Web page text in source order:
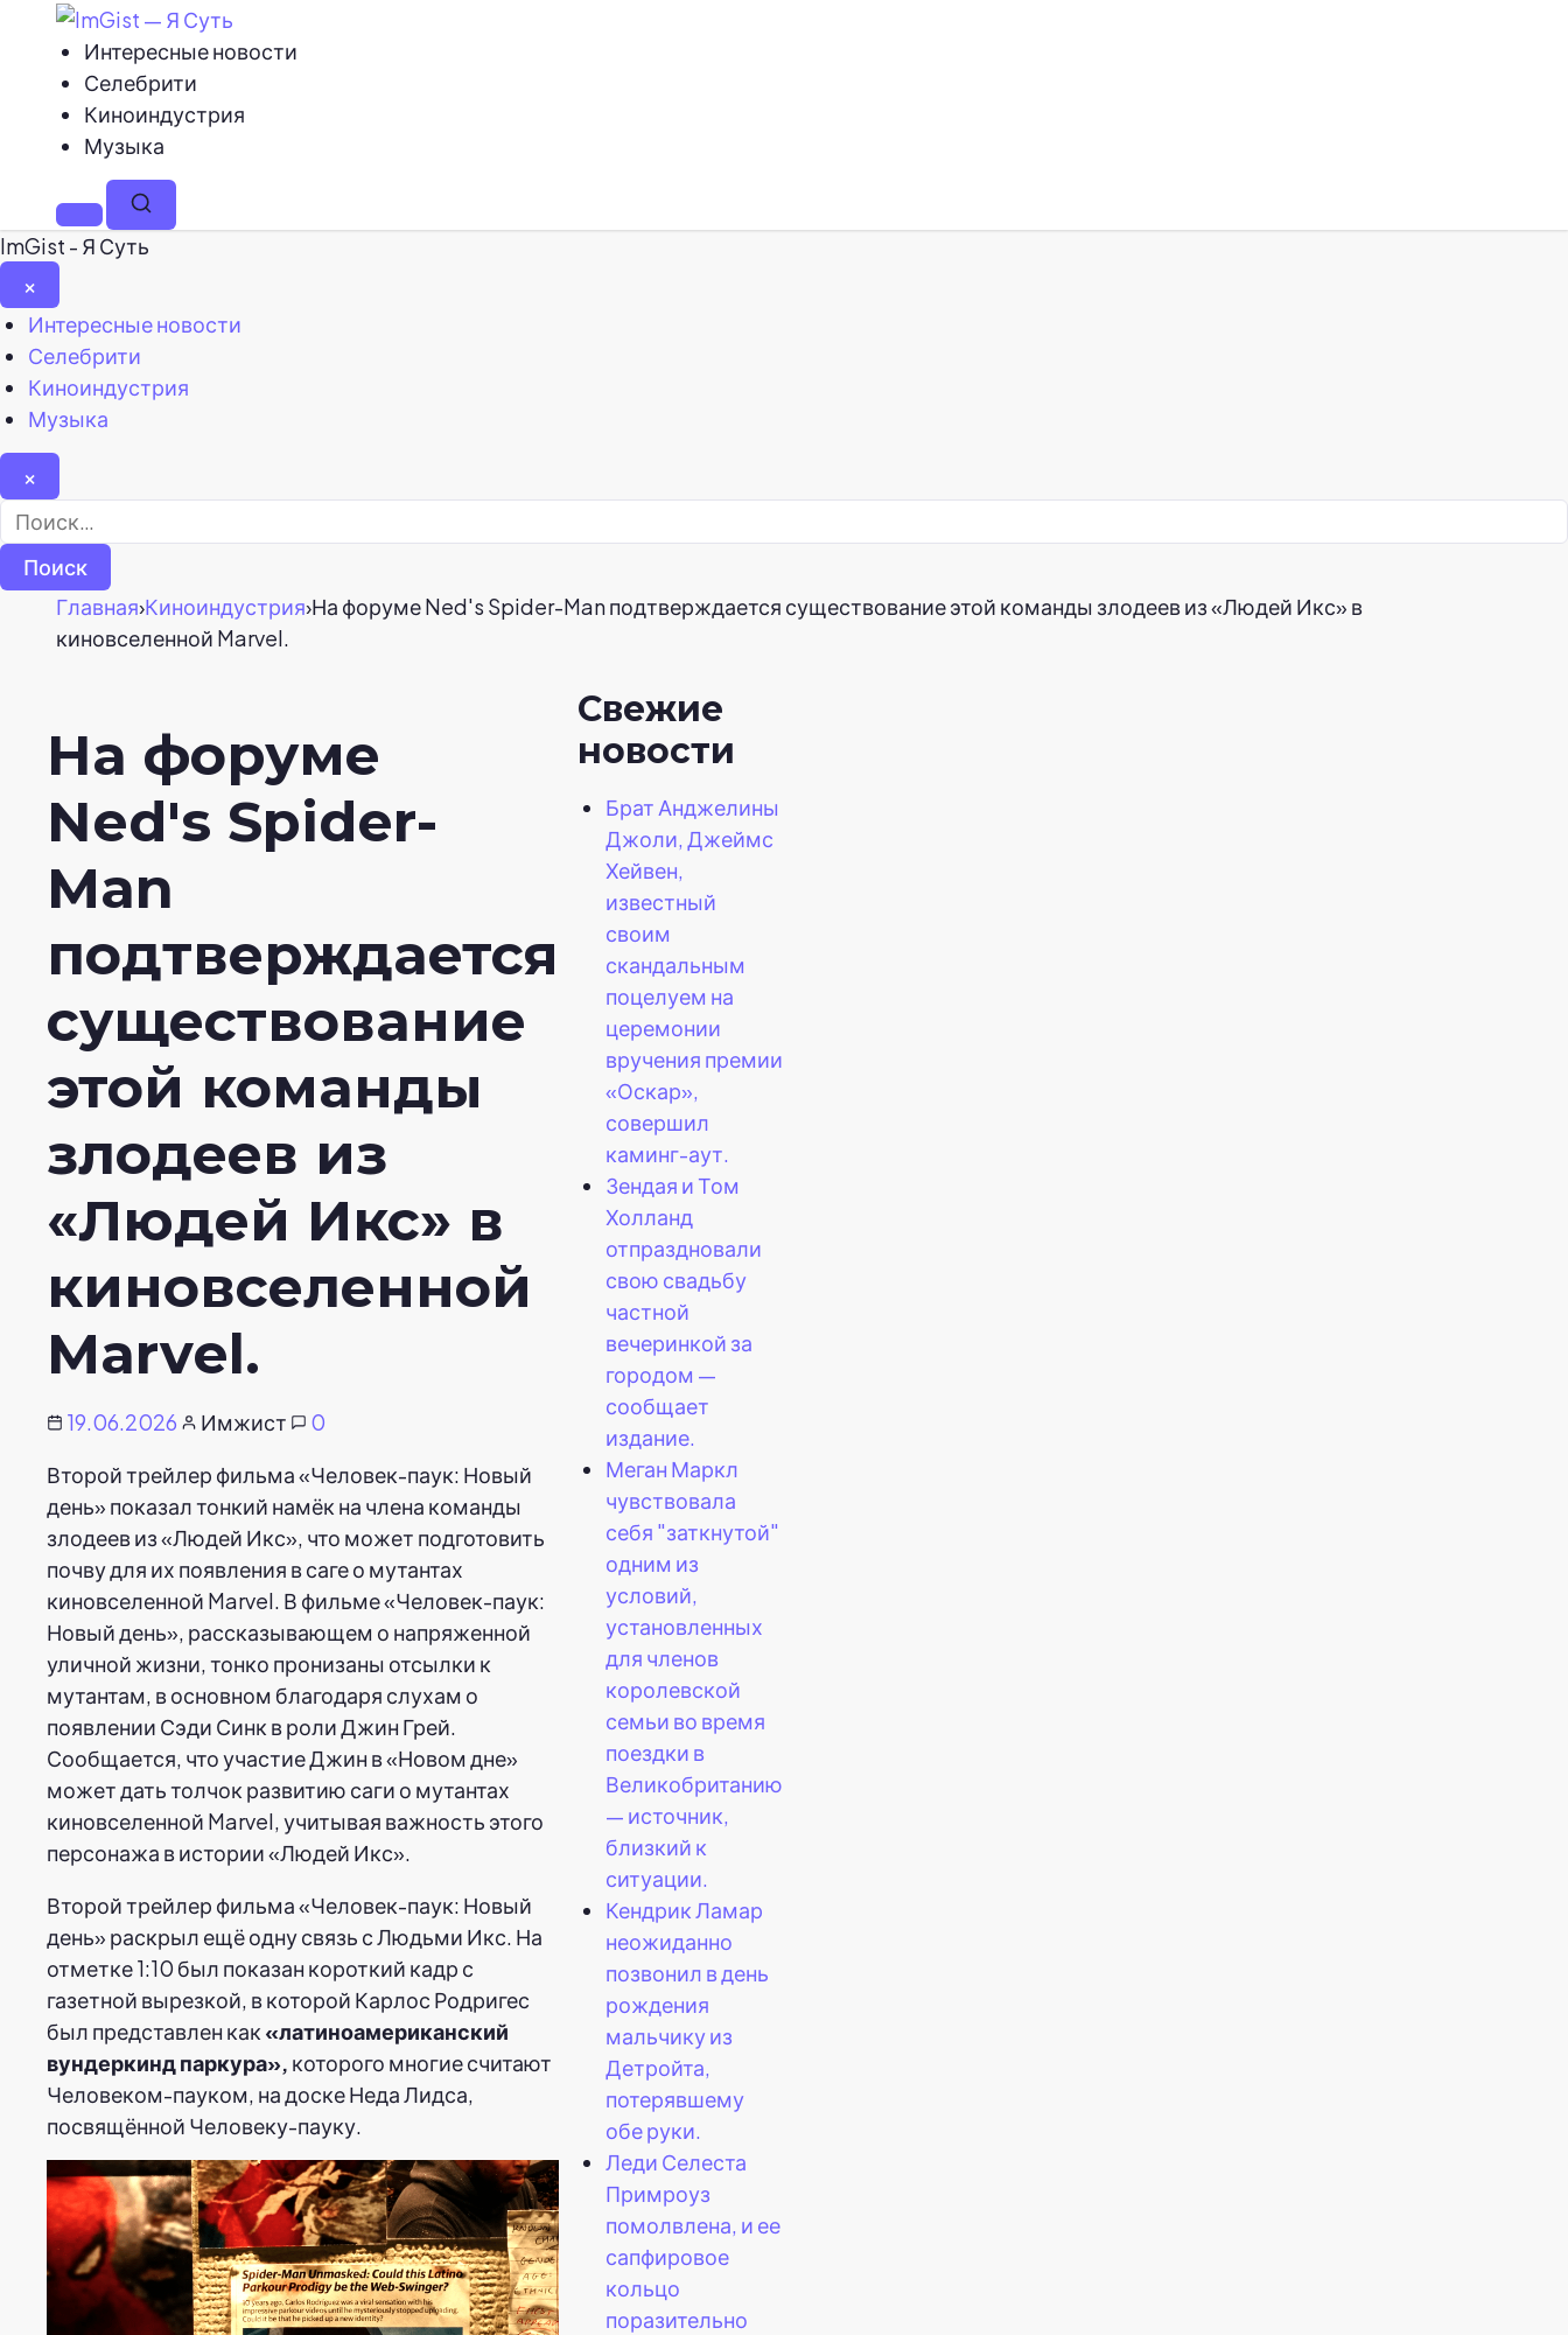
Интересные новости
Селебрити
Киноиндустрия
Музыка
МенюПоиск
ImGist - Я Суть
×
Закрыть
меню
Интересные новости
Селебрити
Киноиндустрия
Музыка
×
Найти:
Главная›Киноиндустрия›На форуме Ned's Spider-Man подтверждается существование этой команды злодеев из «Людей Икс» в
киновселенной Marvel.
На форуме
Ned's Spider-
Man
подтверждается
существование
этой команды
злодеев из
«Людей Икс» в
киновселенной
Marvel.
19.06.2026 Имжист
0
Второй трейлер фильма «Человек-паук: Новый
день» показал тонкий намёк на члена команды
злодеев из «Людей Икс», что может подготовить
почву для их появления в саге о мутантах
киновселенной Marvel. В фильме «Человек-паук:
Новый день», рассказывающем о напряженной
уличной жизни, тонко пронизаны отсылки к
мутантам, в основном благодаря слухам о
появлении Сэди Синк в роли Джин Грей.
Сообщается, что участие Джин в «Новом дне»
может дать толчок развитию саги о мутантах
киновселенной Marvel, учитывая важность этого
персонажа в истории «Людей Икс».
Второй трейлер фильма «Человек-паук: Новый
день» раскрыл ещё одну связь с Людьми Икс. На
отметке 1:10 был показан короткий кадр с
газетной вырезкой, в которой Карлос Родригес
был представлен как «латиноамериканский
вундеркинд паркура», которого многие считают
Человеком-пауком, на доске Неда Лидса,
посвящённой Человеку-пауку.
Свежие
новости
Брат Анджелины
Джоли, Джеймс
Хейвен,
известный
своим
скандальным
поцелуем на
церемонии
вручения премии
«Оскар»,
совершил
каминг-аут.
Зендая и Том
Холланд
отпраздновали
свою свадьбу
частной
вечеринкой за
городом —
сообщает
издание.
Меган Маркл
чувствовала
себя "заткнутой"
одним из
условий,
установленных
для членов
королевской
семьи во время
поездки в
Великобританию
— источник,
близкий к
ситуации.
Кендрик Ламар
неожиданно
позвонил в день
рождения
мальчику из
Детройта,
потерявшему
обе руки.
Леди Селеста
Примроуз
помолвлена, и ее
сапфировое
кольцо
поразительно